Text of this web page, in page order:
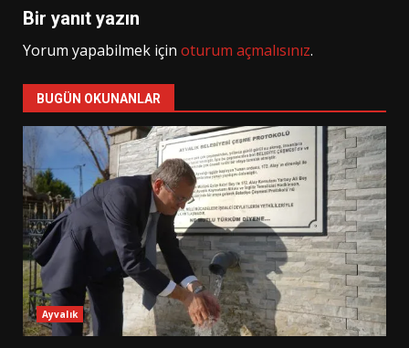
Bir yanıt yazın
Yorum yapabilmek için oturum açmalısınız.
BUGÜN OKUNANLAR
Ayvalık